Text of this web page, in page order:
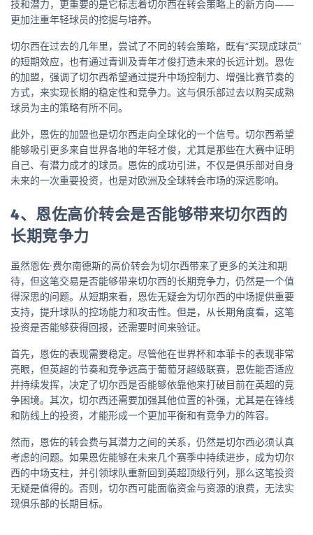
技和潜力，更重要的是它标志着切尔西在转会策略上的新方向——
更加注重年轻球员的挖掘与培养。
切尔西在过去的几年里，尝试了不同的转会策略，既有“买现成球员”
的短期效应，也有通过青训及青年才俊打造未来的长远计划。恩佐
的加盟，强调了切尔西希望通过提升中场控制力、增强比赛节奏的
方式，来实现长期的稳定性和竞争力。这与俱乐部过去以购买成熟
球员为主的策略有所不同。
此外，恩佐的加盟也是切尔西走向全球化的一个信号。切尔西希望
能够吸引更多来自世界各地的年轻才俊，尤其是那些在大赛中证明
自己、有潜力成才的球员。恩佐的成功引进，不仅是俱乐部对自身
未来的一次重要投资，也是对欧洲及全球转会市场的深远影响。
4、恩佐高价转会是否能够带来切尔西的
长期竞争力
虽然恩佐·费尔南德斯的高价转会为切尔西带来了更多的关注和期
待，但这笔交易是否能够带来切尔西的长期竞争力，仍然是一个值
得深思的问题。从短期来看，恩佐无疑会为切尔西的中场提供重要
支持，提升球队的控场能力和攻击性。但是，从长期角度看，这笔
投资是否能够获得回报，还需要时间来验证。
首先，恩佐的表现需要稳定。尽管他在世界杯和本菲卡的表现非常
亮眼，但英超的节奏和竞争远高于葡萄牙超级联赛，恩佐能否适应
并持续发挥，决定了切尔西是否能够依靠他来打破目前在英超的竞
争困境。其次，切尔西还需要加强其他位置的补强，尤其是在锋线
和防线上的投资，才能形成一个更加平衡和有竞争力的阵容。
然而，恩佐的转会费与其潜力之间的关系，仍然是切尔西必须认真
考虑的问题。如果恩佐能够在未来几个赛季中持续进步，成为切尔
西的中场支柱，并引领球队重新回到英超顶级行列，那么这笔投资
无疑是值得的。否则，切尔西可能面临资金与资源的浪费，无法实
现俱乐部的长期目标。